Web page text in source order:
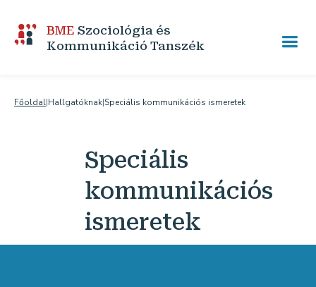
BME Szociológia és
Kommunikáció Tanszék
Főoldal|Hallgatóknak|Speciális kommunikációs ismeretek
Speciális
kommunikációs
ismeretek